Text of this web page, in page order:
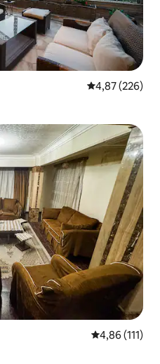
4,87 af 5 í
4,87 (226)
4,86 af 5 í
4,86 (111)